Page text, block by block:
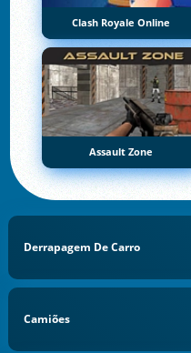
Clash Royale Online
Assault Zone
Derrapagem De Carro
Camiões